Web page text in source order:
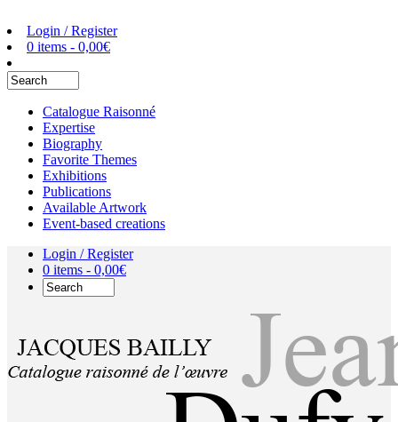
Login / Register
0 items - 0,00€
Catalogue Raisonné
Expertise
Biography
Favorite Themes
Exhibitions
Publications
Available Artwork
Event-based creations
Login / Register
0 items - 0,00€